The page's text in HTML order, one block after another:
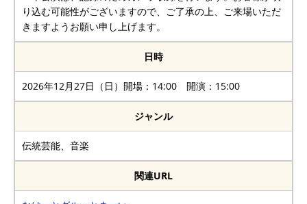
り込む可能性がございますので、ご了承の上、ご来場いただ
きますようお願い申し上げます。
日時
2026年12月27日（日）開場：14:00 開演：15:00
ジャンル
伝統芸能、音楽
関連URL